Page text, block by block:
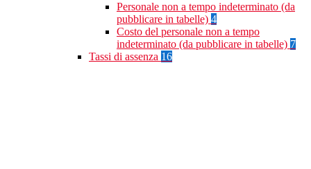
Personale non a tempo indeterminato (da
pubblicare in tabelle) 4
Costo del personale non a tempo
indeterminato (da pubblicare in tabelle) 7
Tassi di assenza 16